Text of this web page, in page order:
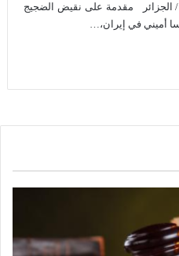
الجزائر مقدمة على نقيض الضجيج
أميني في إيران،…